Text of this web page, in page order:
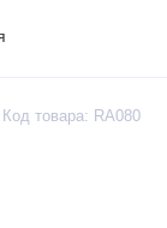
Код товара: RA080